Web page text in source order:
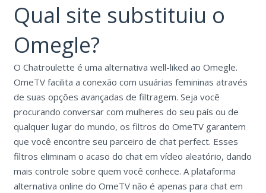
Qual site substituiu o
Omegle?
O Chatroulette é uma alternativa well-liked ao Omegle.
OmeTV facilita a conexão com usuárias femininas através
de suas opções avançadas de filtragem. Seja você
procurando conversar com mulheres do seu país ou de
qualquer lugar do mundo, os filtros do OmeTV garantem
que você encontre seu parceiro de chat perfect. Esses
filtros eliminam o acaso do chat em vídeo aleatório, dando
mais controle sobre quem você conhece. A plataforma
alternativa online do OmeTV não é apenas para chat em